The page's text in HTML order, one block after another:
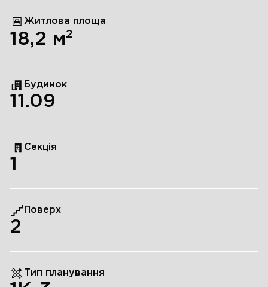
Житлова площа
18,2 м2
Будинок
11.09
Секція
1
Поверх
2
Тип планування